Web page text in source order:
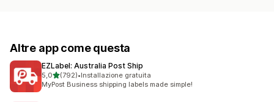
Altre app come questa
EZLabel: Australia Post Ship
5,0stelle su 5
(792)
792 recensioni totali
•Installazione gratuita
MyPost Business shipping labels made simple!